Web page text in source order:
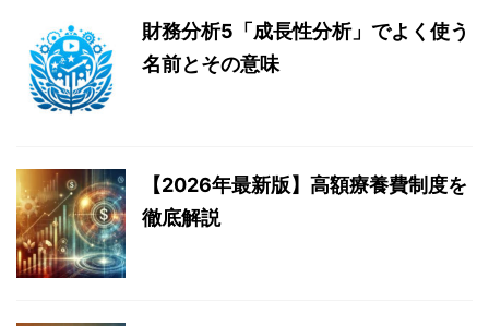
財務分析5「成長性分析」でよく使う
名前とその意味
【2026年最新版】高額療養費制度を
徹底解説